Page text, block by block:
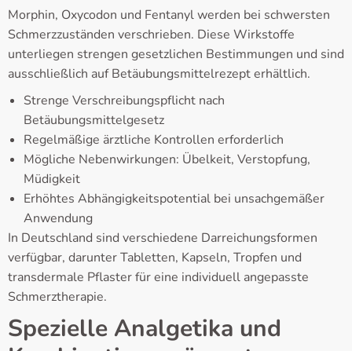
Morphin, Oxycodon und Fentanyl werden bei schwersten
Schmerzzuständen verschrieben. Diese Wirkstoffe
unterliegen strengen gesetzlichen Bestimmungen und sind
ausschließlich auf Betäubungsmittelrezept erhältlich.
Strenge Verschreibungspflicht nach
Betäubungsmittelgesetz
Regelmäßige ärztliche Kontrollen erforderlich
Mögliche Nebenwirkungen: Übelkeit, Verstopfung,
Müdigkeit
Erhöhtes Abhängigkeitspotential bei unsachgemäßer
Anwendung
In Deutschland sind verschiedene Darreichungsformen
verfügbar, darunter Tabletten, Kapseln, Tropfen und
transdermale Pflaster für eine individuell angepasste
Schmerztherapie.
Spezielle Analgetika und